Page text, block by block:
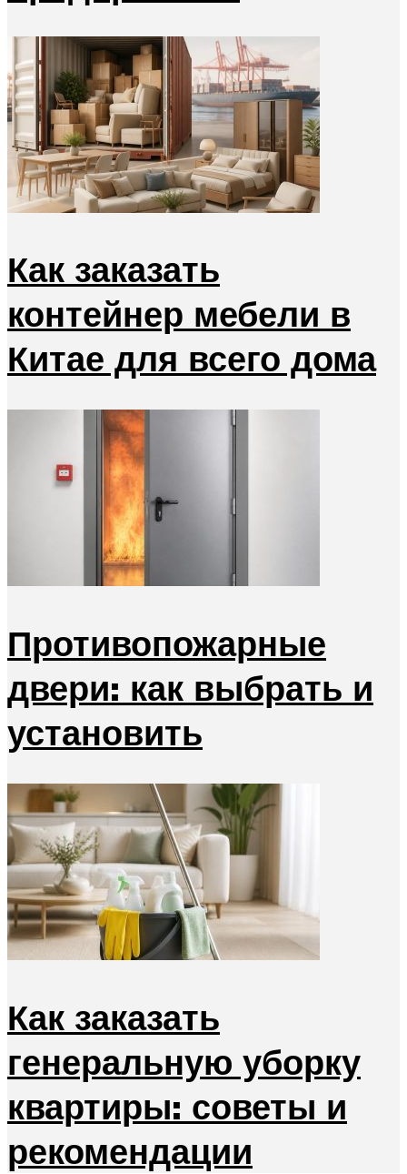
Как заказать
контейнер мебели в
Китае для всего дома
Противопожарные
двери: как выбрать и
установить
Как заказать
генеральную уборку
квартиры: советы и
рекомендации